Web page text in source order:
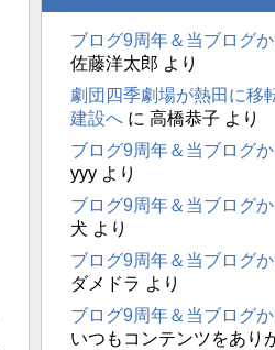
ブログ9周年＆当ブログ
佐藤洋太郎 より
劇団四季劇場が熱田に移
建設へに 高橋恭子 より
ブログ9周年＆当ブログ
yyyより
ブログ9周年＆当ブログ
犬 より
ブログ9周年＆当ブログ
ダメドラ より
ブログ9周年＆当ブログ
いつもコンテンツをあり